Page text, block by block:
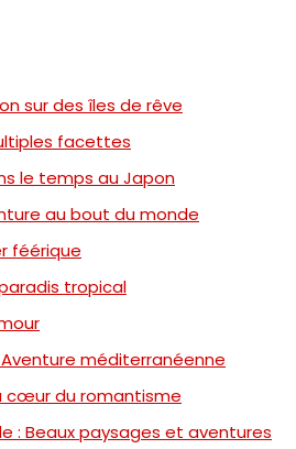
sur des îles de rêve
facettes
le temps au Japon
au bout du monde
féérique
tropical
Aventure méditerranéenne
cœur du romantisme
: Beaux paysages et aventures